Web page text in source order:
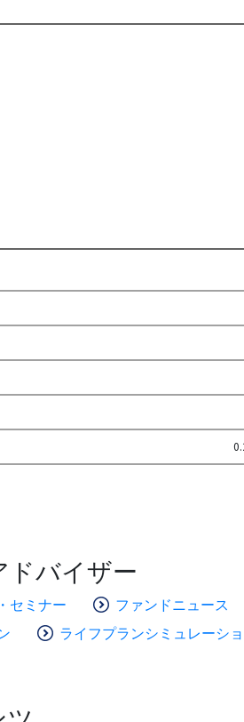
ドバイザー
セミナー ファンドニュース
ライフプランシミュレーシ